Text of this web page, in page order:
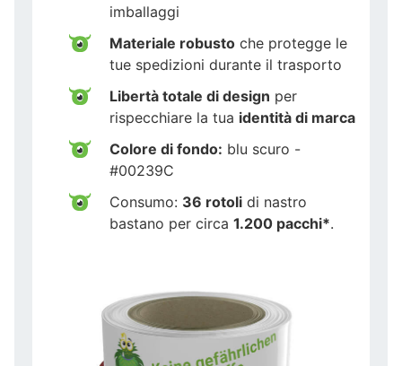
imballaggi
Materiale robusto che protegge le
tue spedizioni durante il trasporto
Libertà totale di design per
rispecchiare la tua identità di marca
Colore di fondo: blu scuro -
#00239C
Consumo: 36 rotoli di nastro
bastano per circa 1.200 pacchi*.